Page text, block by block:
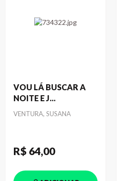
VOU LÁ BUSCAR A
NOITE E J...
Autor
VENTURA, SUSANA
R$ 64,00